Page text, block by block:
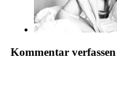
Kommentar verfassen